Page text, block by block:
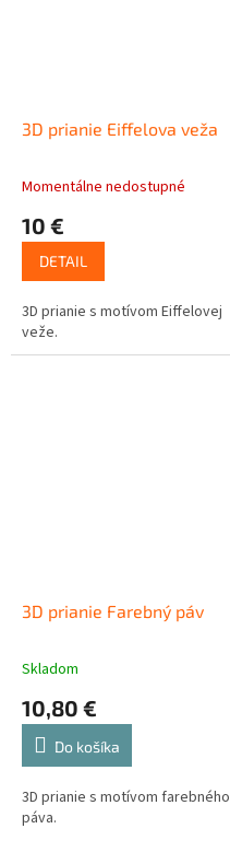
3D prianie Eiffelova veža
Momentálne nedostupné
10 €
DETAIL
3D prianie s motívom Eiffelovej
veže.
3D prianie Farebný páv
Skladom
10,80 €
Do košíka
3D prianie s motívom farebného
páva.